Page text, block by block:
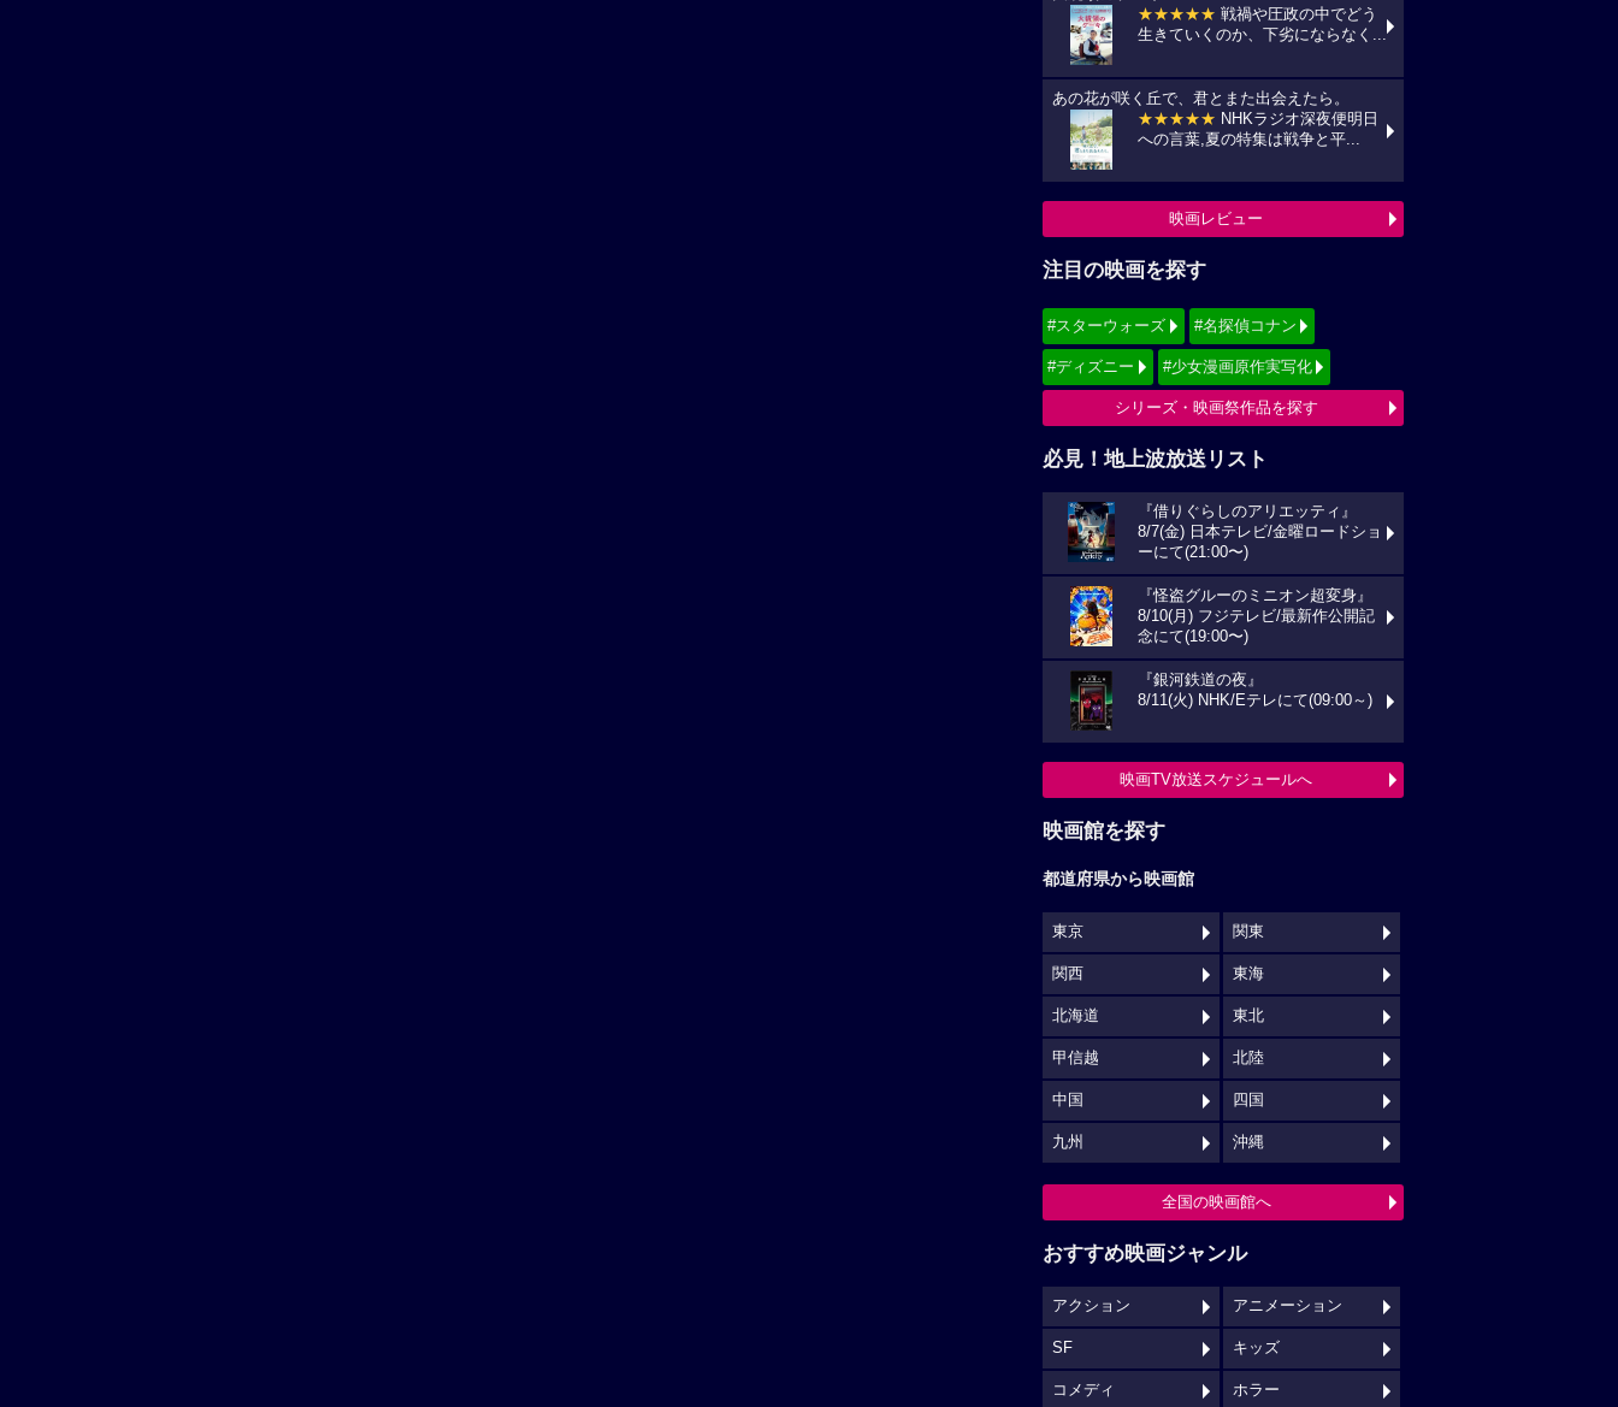
★★★★★ 戦禍や圧政の中でどう
生きていくのか、下劣にならなく...
あの花が咲く丘で、君とまた出会えたら。
★★★★★ NHKラジオ深夜便明日
への言葉,夏の特集は戦争と平...
映画レビュー
注目の映画を探す
#スターウォーズ #名探偵コナン
#ディズニー #少女漫画原作実写化
シリーズ・映画祭作品を探す
必見！地上波放送リスト
『借りぐらしのアリエッティ』
8/7(金) 日本テレビ/金曜ロードショ
ーにて(21:00〜)
『怪盗グルーのミニオン超変身』
8/10(月) フジテレビ/最新作公開記
念にて(19:00〜)
『銀河鉄道の夜』
8/11(火) NHK/Eテレにて(09:00～)
映画TV放送スケジュールへ
映画館を探す
都道府県から映画館
東京 関東
関西 東海
北海道 東北
甲信越 北陸
中国 四国
九州 沖縄
全国の映画館へ
おすすめ映画ジャンル
アクション アニメーション
SF キッズ
コメディ ホラー